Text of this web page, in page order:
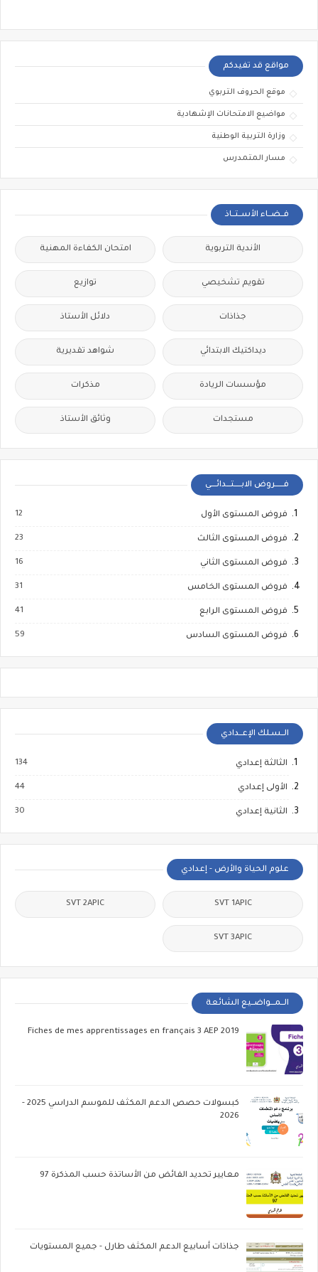
مواقع قد تفيدكم
موقع الحروف التربوي
مواضيع الامتحانات الإشهادية
وزارة التربية الوطنية
مسار المتمدرس
فــضــاء الأســتــاذ
الأندية التربوية امتحان الكفاءة المهنية
تقويم تشخيصي توازيع
جذاذات دلائل الأستاذ
ديداكتيك الابتدائي شواهد تقديرية
مؤسسات الريادة مذكرات
مستجدات وثائق الأستاذ
فــــــروض الابـــــتـــدائــــي
فروض المستوى الأول 12
فروض المستوى الثالث 23
فروض المستوى الثاني 16
فروض المستوى الخامس 31
فروض المستوى الرابع 41
فروض المستوى السادس 59
الــسـلك الإعــدادي
الثالثة إعدادي 134
الأولى إعدادي 44
الثانية إعدادي 30
علوم الحياة والأرض - إعدادي
SVT 1APIC
SVT 2APIC
SVT 3APIC
الــمـــواضــيع الشائعة
Fiches de mes apprentissages en français 3 AEP 2019
كبسولات حصص الدعم المكثف للموسم الدراسي 2025 -
2026
معايير تحديد الفائض من الأساتذة حسب المذكرة 97
جذاذات أسابيع الدعم المكثف طارل - جميع المستويات